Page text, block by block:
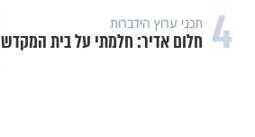
4 תכני ערוץ הידברות
חלום אדיר: חלמתי על בית המקדש